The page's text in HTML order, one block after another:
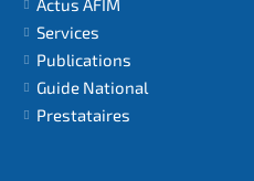
Services
Publications
Guide National
Prestataires